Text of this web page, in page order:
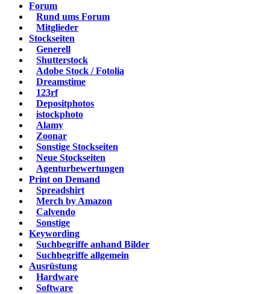
Forum
Rund ums Forum
Mitglieder
Stockseiten
Generell
Shutterstock
Adobe Stock / Fotolia
Dreamstime
123rf
Depositphotos
istockphoto
Alamy
Zoonar
Sonstige Stockseiten
Neue Stockseiten
Agenturbewertungen
Print on Demand
Spreadshirt
Merch by Amazon
Calvendo
Sonstige
Keywording
Suchbegriffe anhand Bilder
Suchbegriffe allgemein
Ausrüstung
Hardware
Software